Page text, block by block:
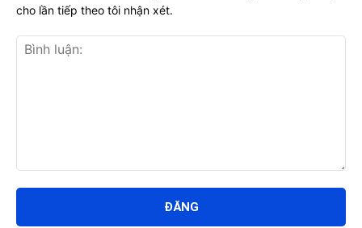
cho lần tiếp theo tôi nhận xét.